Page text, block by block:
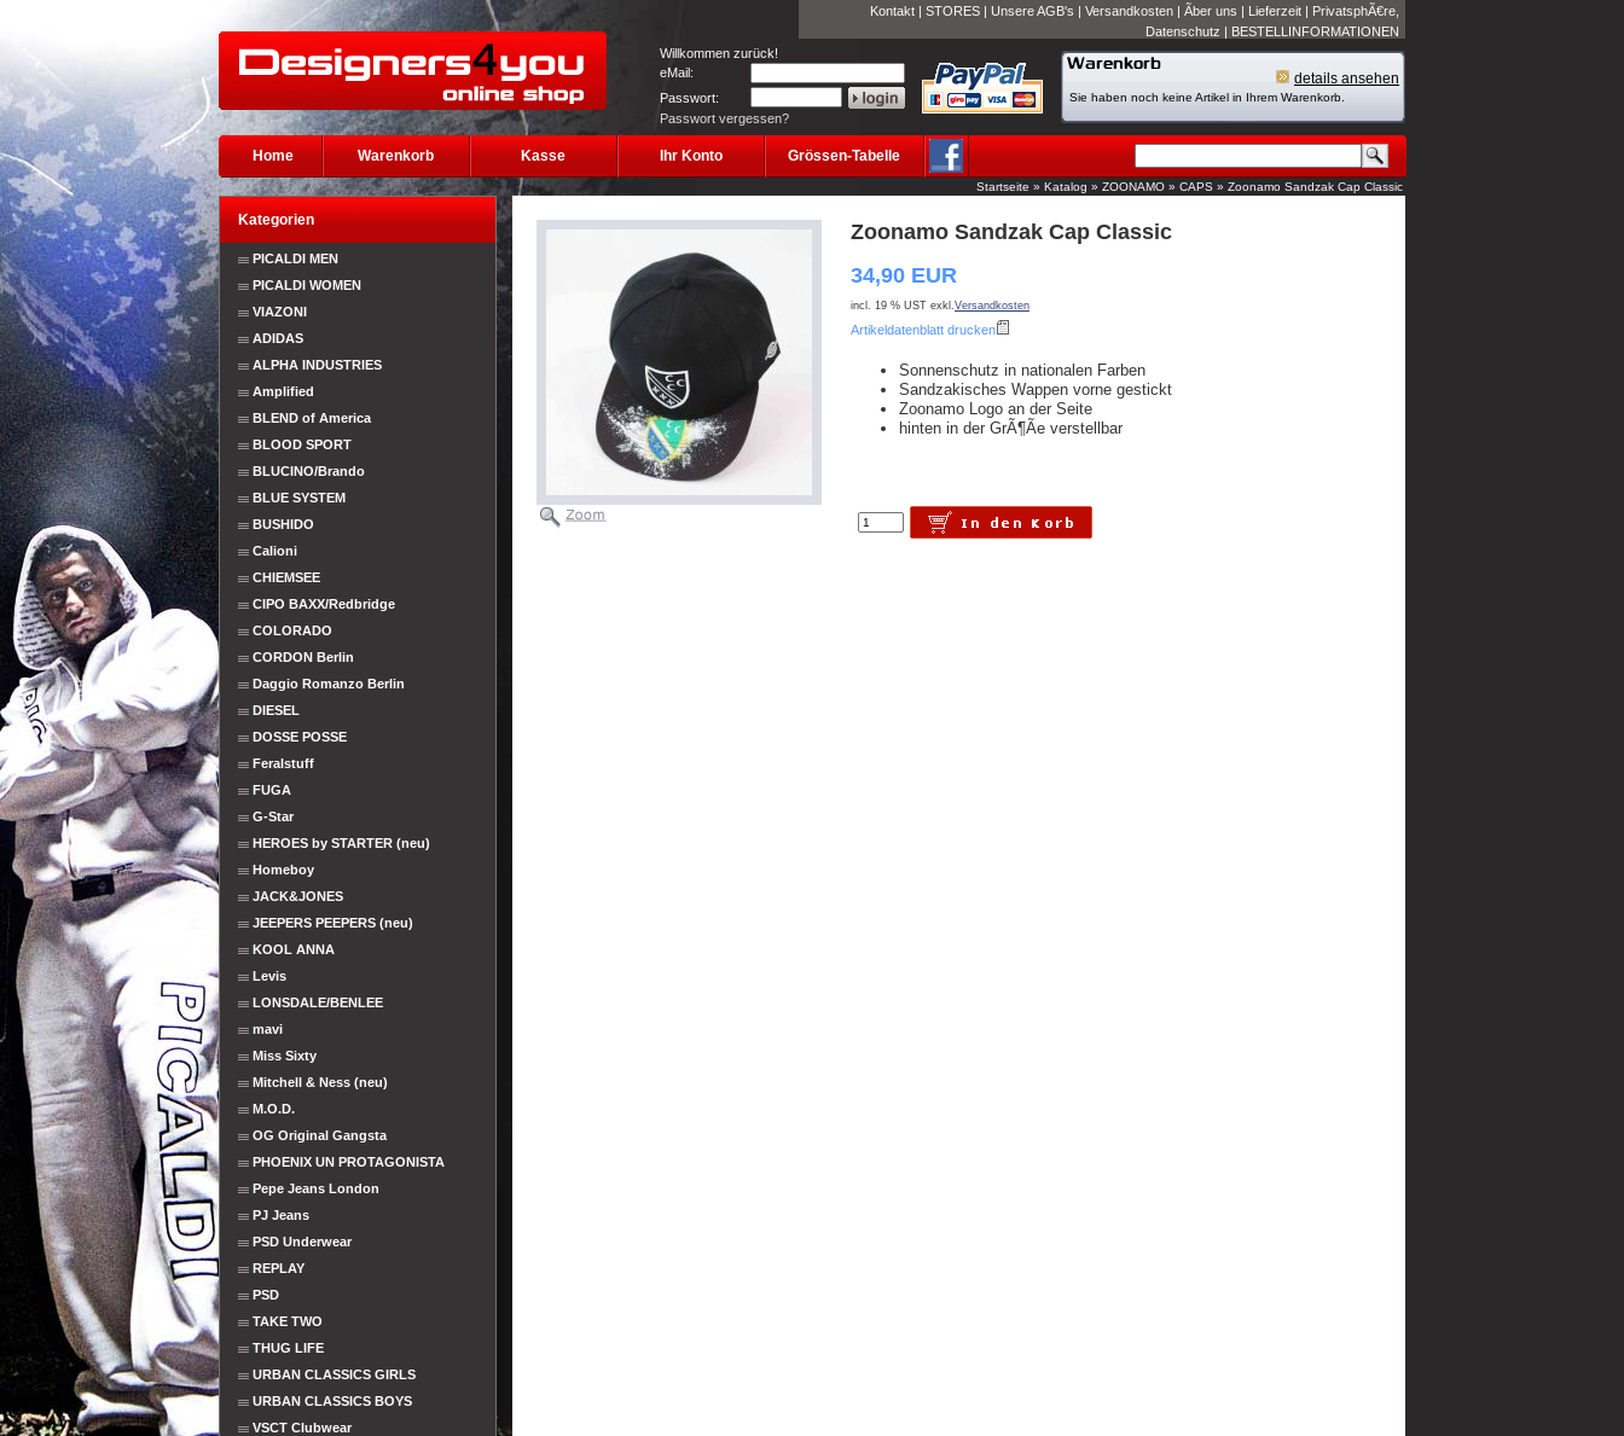
Kontakt | STORES | Unsere AGB's | Versandkosten | Ãber uns | Lieferzeit | PrivatsphÃ€re,
Datenschutz | BESTELLINFORMATIONEN
Willkommen zurück!
eMail:
Passwort:
Passwort vergessen?
details ansehen
Sie haben noch keine Artikel in Ihrem Warenkorb.
Home Warenkorb Kasse Ihr Konto Grössen-Tabelle
Startseite » Katalog » ZOONAMO » CAPS » Zoonamo Sandzak Cap Classic
Kategorien
PICALDI MEN
PICALDI WOMEN
VIAZONI
ADIDAS
ALPHA INDUSTRIES
Amplified
BLEND of America
BLOOD SPORT
BLUCINO/Brando
BLUE SYSTEM
BUSHIDO
Calioni
CHIEMSEE
CIPO BAXX/Redbridge
COLORADO
CORDON Berlin
Daggio Romanzo Berlin
DIESEL
DOSSE POSSE
Feralstuff
FUGA
G-Star
HEROES by STARTER (neu)
Homeboy
JACK&JONES
JEEPERS PEEPERS (neu)
KOOL ANNA
Levis
LONSDALE/BENLEE
mavi
Miss Sixty
Mitchell & Ness (neu)
M.O.D.
OG Original Gangsta
PHOENIX UN PROTAGONISTA
Pepe Jeans London
PJ Jeans
PSD Underwear
REPLAY
PSD
TAKE TWO
THUG LIFE
URBAN CLASSICS GIRLS
URBAN CLASSICS BOYS
VSCT Clubwear
Zoonamo Sandzak Cap Classic
34,90 EUR
incl. 19 % UST exkl.Versandkosten
Artikeldatenblatt drucken
Sonnenschutz in nationalen Farben
Sandzakisches Wappen vorne gestickt
Zoonamo Logo an der Seite
hinten in der GrÃ¶Ãe verstellbar